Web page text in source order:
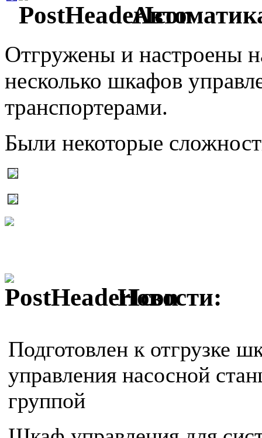
Отгружены и настроены
несколько шкафов
транспортерами.
Были некоторые
Новости:
Подготовлен к отгрузке
управления насосной
группой